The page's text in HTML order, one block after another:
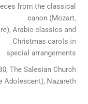
from the classical
canon (Mozart,
Arabic classics and
Christmas carols in
special arrangements
The Salesian Church
Adolescent), Nazareth